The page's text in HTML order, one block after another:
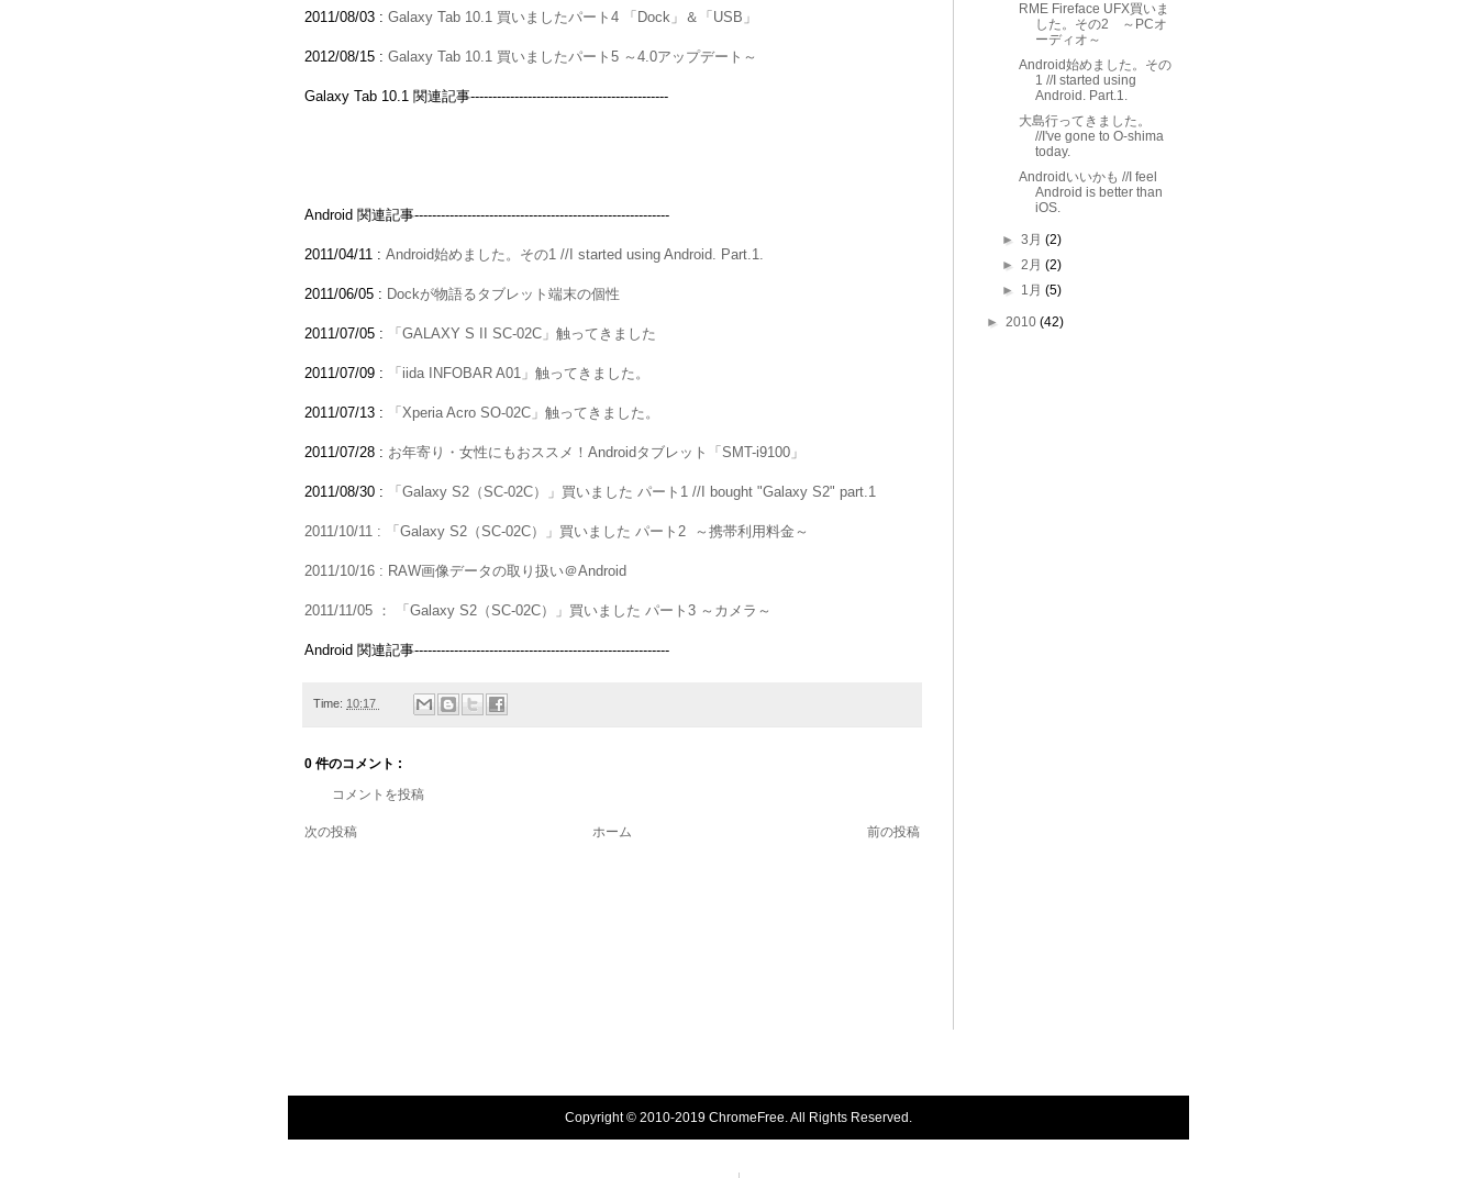
2011/08/03 : Galaxy Tab 10.1 買いましたパート4 「Dock」＆「USB」
2012/08/15 : Galaxy Tab 10.1 買いましたパート5 ～4.0アップデート～
Galaxy Tab 10.1 関連記事---------------------------------------------
Android 関連記事----------------------------------------------------------
2011/04/11 : Android始めました。その1 //I started using Android. Part.1.
2011/06/05 : Dockが物語るタブレット端末の個性
2011/07/05 : 「GALAXY S II SC-02C」触ってきました
2011/07/09 : 「iida INFOBAR A01」触ってきました。
2011/07/13 : 「Xperia Acro SO-02C」触ってきました。
2011/07/28 : お年寄り・女性にもおススメ！Androidタブレット「SMT-i9100」
2011/08/30 : 「Galaxy S2（SC-02C）」買いました パート1 //I bought "Galaxy S2" part.1
2011/10/11 : 「Galaxy S2（SC-02C）」買いました パート2 ～携帯利用料金～
2011/10/16 : RAW画像データの取り扱い＠Android
2011/11/05 ： 「Galaxy S2（SC-02C）」買いました パート3 ～カメラ～
Android 関連記事----------------------------------------------------------
Time: 10:17
0 件のコメント :
コメントを投稿
次の投稿 前の投稿
ホーム
RME Fireface UFX買いま
した。その2 ～PCオ
ーディオ～
Android始めました。その
1 //I started using
Android. Part.1.
大島行ってきました。
//I've gone to O-shima
today.
Androidいいかも //I feel
Android is better than
iOS.
►3月(2)
►2月(2)
► 1月(5)
► 2010 (42)
Copyright © 2010-2019 ChromeFree. All Rights Reserved.